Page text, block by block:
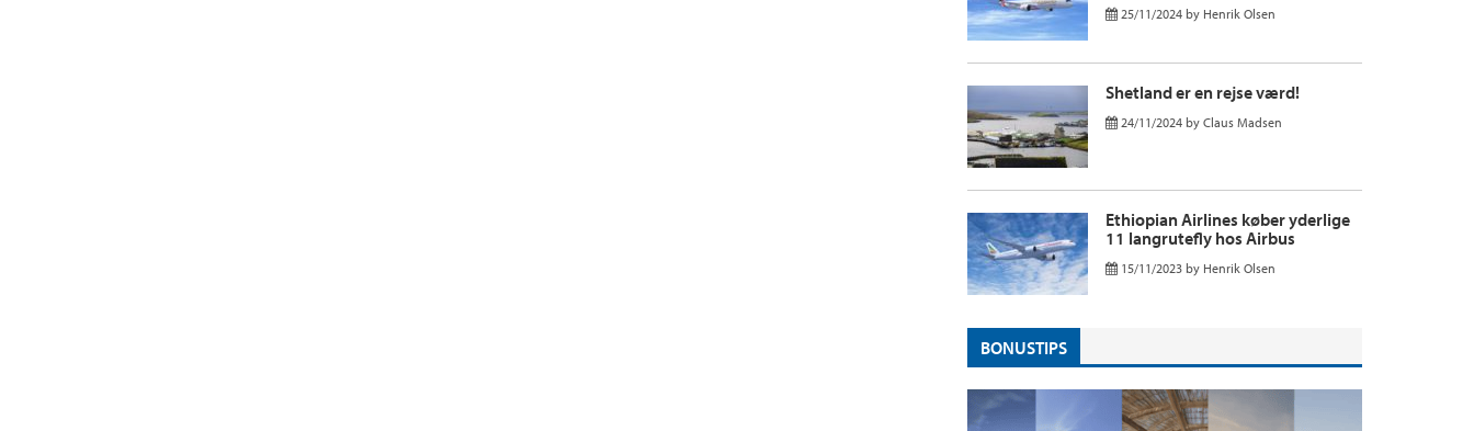
25/11/2024 by Henrik Olsen
Shetland er en rejse værd!
24/11/2024 by Claus Madsen
Ethiopian Airlines køber yderlige
11 langrutefly hos Airbus
15/11/2023 by Henrik Olsen
BONUSTIPS